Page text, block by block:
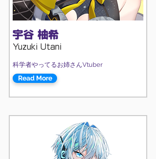
宇谷 柚希
Yuzuki Utani
科学者やってるお姉さんVtuber
Read More